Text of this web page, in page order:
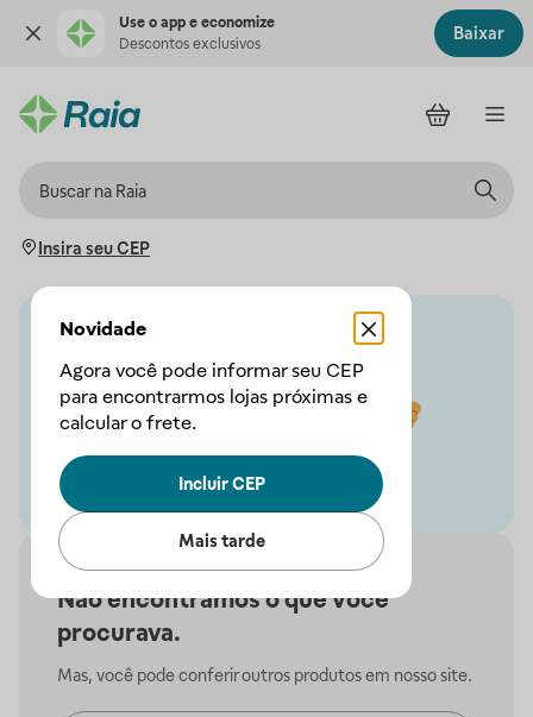
Use o app e economize
Descontos exclusivos
Baixar
Insira seu CEP
Novidade
Agora você pode informar seu CEP
para encontrarmos lojas próximas e
calcular o frete.
Incluir CEP
Mais tarde
Não encontramos o que você
procurava.
Mas, você pode conferir outros produtos em nosso site.